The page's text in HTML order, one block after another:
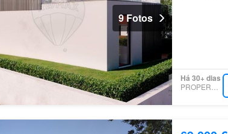
9 Fotos
Há 30+ dias